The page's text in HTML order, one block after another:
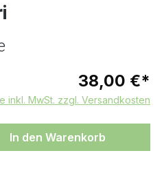
38,00 €*
inkl. MwSt. zzgl. Versandkosten
den
In den Warenkorb